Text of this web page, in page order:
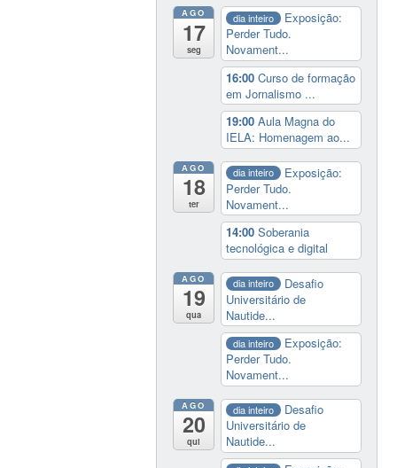
AGO
17
seg
dia inteiro
Exposição:
Perder Tudo.
Novament...
16:00Curso de formação
em Jornalismo ...
19:00Aula Magna do
IELA: Homenagem ao...
AGO
18
ter
dia inteiro
Exposição:
Perder Tudo.
Novament...
14:00Soberania
tecnológica e digital
AGO
19
qua
dia inteiro
Desafio
Universitário de
Nautide...
dia inteiro
Exposição:
Perder Tudo.
Novament...
AGO
20
qui
dia inteiro
Desafio
Universitário de
Nautide...